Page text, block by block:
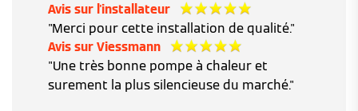
Avis sur l'installateur
"Merci pour cette installation de qualité."
Avis sur Viessmann
"Une très bonne pompe à chaleur et
surement la plus silencieuse du marché."